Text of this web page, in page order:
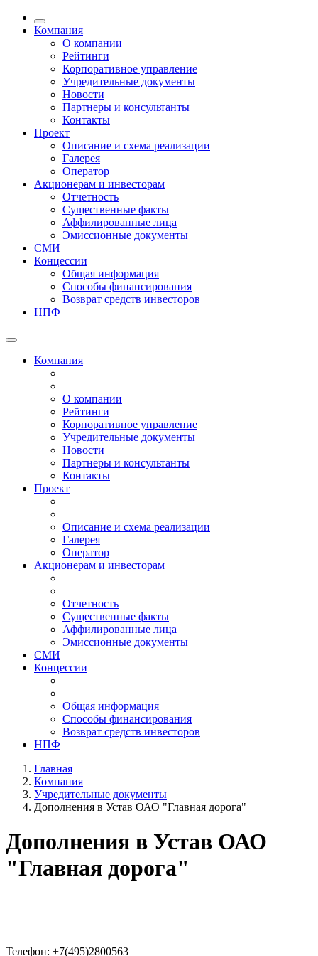
Компания
О компании
Рейтинги
Корпоративное управление
Учредительные документы
Новости
Партнеры и консультанты
Контакты
Проект
Описание и схема реализации
Галерея
Оператор
Акционерам и инвесторам
Отчетность
Существенные факты
Аффилированные лица
Эмиссионные документы
СМИ
Концессии
Общая информация
Способы финансирования
Возврат средств инвесторов
НПФ
Компания
О компании
Рейтинги
Корпоративное управление
Учредительные документы
Новости
Партнеры и консультанты
Контакты
Проект
Описание и схема реализации
Галерея
Оператор
Акционерам и инвесторам
Отчетность
Существенные факты
Аффилированные лица
Эмиссионные документы
СМИ
Концессии
Общая информация
Способы финансирования
Возврат средств инвесторов
НПФ
Главная
Компания
Учредительные документы
Дополнения в Устав ОАО "Главная дорога"
Дополнения в Устав ОАО
"Главная дорога"
Телефон: +7(495)2800563